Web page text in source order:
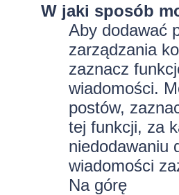
W jaki sposób
Aby dodawać
zarządzania
zaznacz
wiadomości.
postów,
tej funkcji, za
niedodawaniu
wiadomości
Na górę